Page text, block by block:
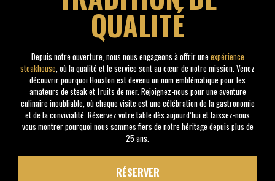
QUALITÉ
Depuis notre ouverture, nous nous engageons à offrir une expérience
steakhouse , où la qualité et le service sont au cœur de notre mission. Venez
découvrir pourquoi Houston est devenu un nom emblématique pour les
amateurs de steak et fruits de mer. Rejoignez-nous pour une aventure
culinaire inoubliable, où chaque visite est une célébration de la gastronomie
et de la convivialité. Réservez votre table dès aujourd’hui et laissez-nous
vous montrer pourquoi nous sommes fiers de notre héritage depuis plus de
25 ans.
RÉSERVER